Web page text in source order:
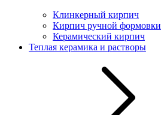
Клинкерный кирпич
Кирпич ручной формовки
Керамический кирпич
Теплая керамика и растворы